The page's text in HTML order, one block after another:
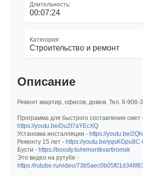
Длительность:
00:07:24
Категория:
Строительство и ремонт
Описание
Ремонт квартир, офисов, домов. Тел. 8-908-
Программа для быстрого составления смет
https://youtu.be/Du2t7aYEcXQ
Установка инсталляции - https://youtu.be/
Ремонту 15 лет - https://youtu.be/yqsKGpu8C-
Бусти - https://boosty.to/remontkvartiromsk
Это видео на рутубе -
https://rutube.ru/video/